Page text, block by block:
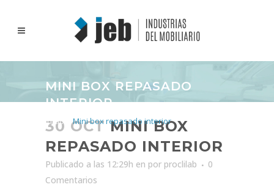
MINI BOX REPASADO
INTERIOR
Inicio >Mini box repasado interior
30 OCTMINI BOX
REPASADO INTERIOR
Publicado a las 12:29h en por proclilab
0
Comentarios